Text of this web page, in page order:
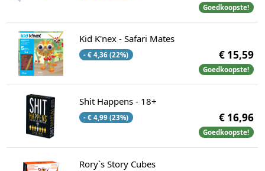
Goedkoopste!
Kid K'nex - Safari Mates
- € 4,36 (22%) € 15,59
Goedkoopste!
Shit Happens - 18+
- € 4,99 (23%) € 16,96
Goedkoopste!
Rory`s Story Cubes